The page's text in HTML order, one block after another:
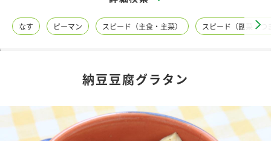
レシピ名特集
商品カテゴリ
なす ピーマン スピード（主食・主菜） スピード（副菜・つ
納豆豆腐グラタン